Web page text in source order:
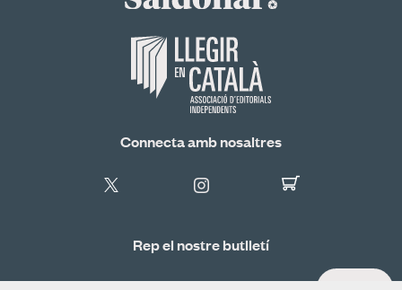
Connecta amb nosaltres
Rep el nostre butlletí